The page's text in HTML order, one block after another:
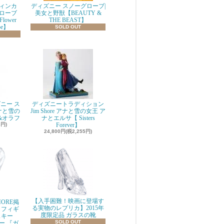
ンカ
ーブ
ディズニー スノーグローブ|
美女と野獣【BEAUTY &
THE BEAST】
SOLD OUT
ー ス
と雪の
オラフ
)
ディズニートラディション
Jim Shore アナと雪の女王 ア
ナとエルサ【 Sisters
Forever】
24,800円(税2,255円)
掲
ィギ
ー
【入手困難！映画に登場す
る実物のレプリカ】2015年
度限定品 ガラスの靴
SOLD OUT